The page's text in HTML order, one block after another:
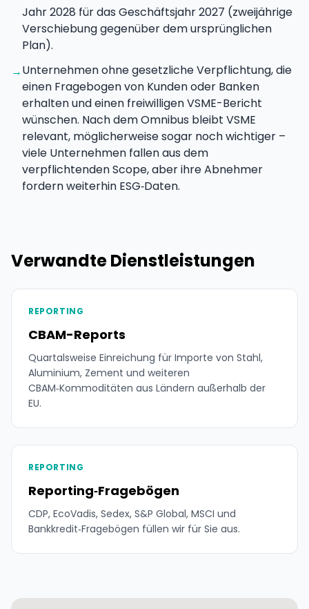
Jahr 2028 für das Geschäftsjahr 2027 (zweijährige
Verschiebung gegenüber dem ursprünglichen
Plan).
→Unternehmen ohne gesetzliche Verpflichtung, die
einen Fragebogen von Kunden oder Banken
erhalten und einen freiwilligen VSME-Bericht
wünschen. Nach dem Omnibus bleibt VSME
relevant, möglicherweise sogar noch wichtiger –
viele Unternehmen fallen aus dem
verpflichtenden Scope, aber ihre Abnehmer
fordern weiterhin ESG‑Daten.
Verwandte Dienstleistungen
REPORTING
CBAM-Reports
Quartalsweise Einreichung für Importe von Stahl,
Aluminium, Zement und weiteren
CBAM‑Kommoditäten aus Ländern außerhalb der
EU.
REPORTING
Reporting‑Fragebögen
CDP, EcoVadis, Sedex, S&P Global, MSCI und
Bankkredit‑Fragebögen füllen wir für Sie aus.